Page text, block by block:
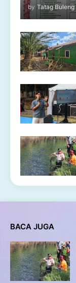
by Tatag Buleng
BACA JUGA